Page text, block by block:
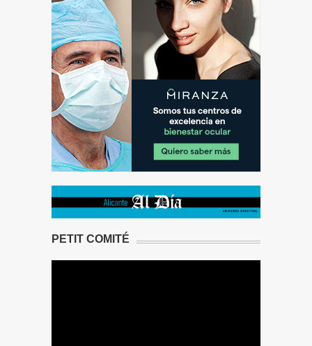
PETIT COMITÉ